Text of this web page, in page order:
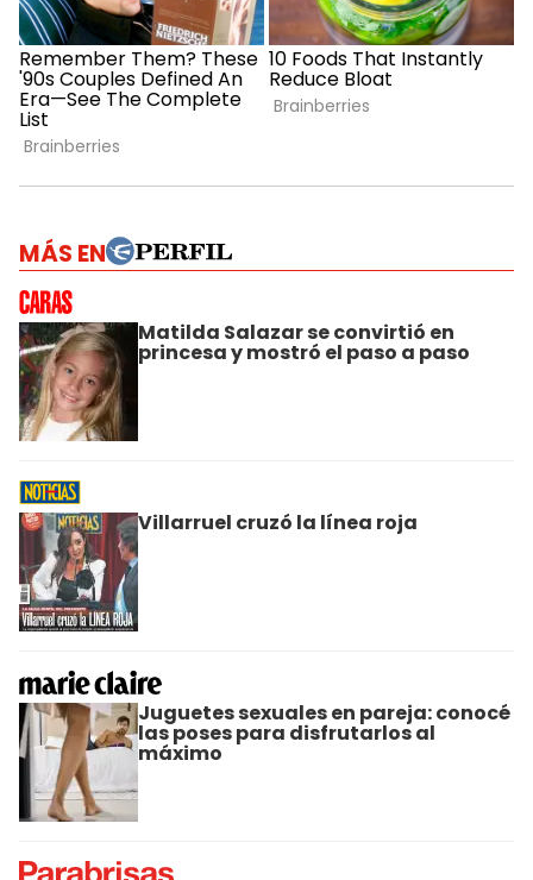
MÁS EN
Matilda Salazar se convirtió en
princesa y mostró el paso a paso
Villarruel cruzó la línea roja
Juguetes sexuales en pareja: conocé
las poses para disfrutarlos al
máximo